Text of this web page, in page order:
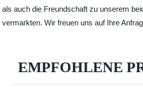
als auch die Freundschaft zu unserem
vermarkten. Wir freuen uns auf Ihre
EMPFOHLENE